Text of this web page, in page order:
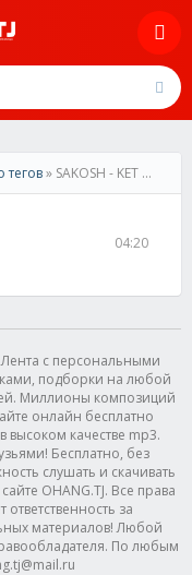
тегов» SAKOSH - KET DEMA
04:20
с персональными
подборки на любой
Миллионы композиций
онлайн бесплатно
высоком качестве mp3.
Бесплатно, без
слушать и скачивать
OHANG.TJ. Все права
за
материалов! Любой
По любым